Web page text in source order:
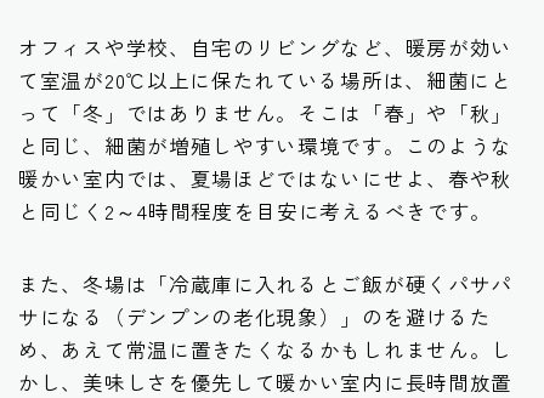
オフィスや学校、自宅のリビングなど、 暖房が効い
て室温が20℃以上に保たれている場所は、細菌にと
って「冬」ではありません。そこは「春」や「秋」
と同じ、細菌が増殖しやすい環境です。このような
暖かい室内では、夏場ほどではないにせよ、春や秋
と同じく2～4時間程度を目安に考えるべきです。
また、冬場は「冷蔵庫に入れるとご飯が硬くパサパ
サになる（デンプンの老化現象）」のを避けるた
め、あえて常温に置きたくなるかもしれません。し
かし、美味しさを優先して暖かい室内に長時間放置